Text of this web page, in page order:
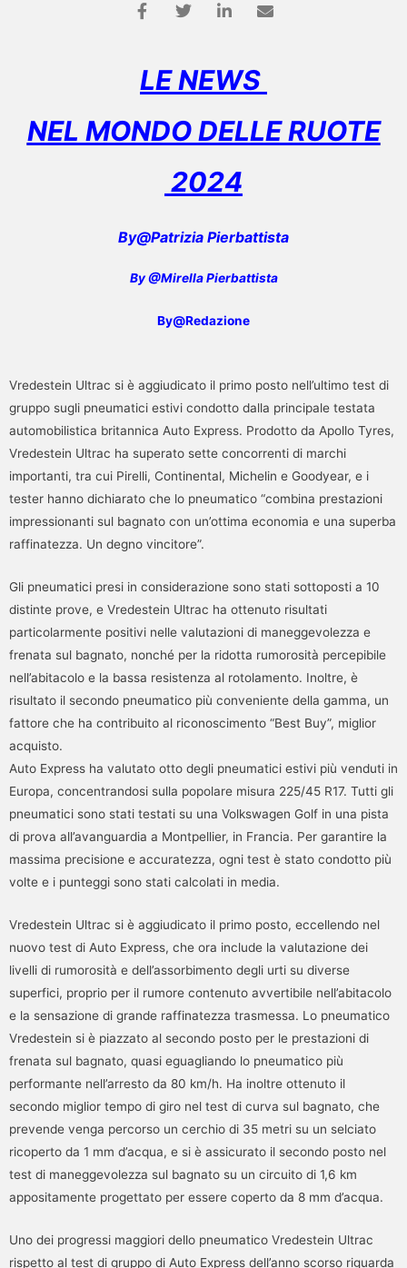
LE NEWS
NEL MONDO DELLE RUOTE
2024
By@Patrizia Pierbattista
By @Mirella Pierbattista
By@Redazione
Vredestein Ultrac si è aggiudicato il primo posto nell’ultimo test di
gruppo sugli pneumatici estivi condotto dalla principale testata
automobilistica britannica Auto Express. Prodotto da Apollo Tyres,
Vredestein Ultrac ha superato sette concorrenti di marchi
importanti, tra cui Pirelli, Continental, Michelin e Goodyear, e i
tester hanno dichiarato che lo pneumatico “combina prestazioni
impressionanti sul bagnato con un’ottima economia e una superba
raffinatezza. Un degno vincitore”.
Gli pneumatici presi in considerazione sono stati sottoposti a 10
distinte prove, e Vredestein Ultrac ha ottenuto risultati
particolarmente positivi nelle valutazioni di maneggevolezza e
frenata sul bagnato, nonché per la ridotta rumorosità percepibile
nell’abitacolo e la bassa resistenza al rotolamento. Inoltre, è
risultato il secondo pneumatico più conveniente della gamma, un
fattore che ha contribuito al riconoscimento “Best Buy”, miglior
acquisto.
Auto Express ha valutato otto degli pneumatici estivi più venduti in
Europa, concentrandosi sulla popolare misura 225/45 R17. Tutti gli
pneumatici sono stati testati su una Volkswagen Golf in una pista
di prova all’avanguardia a Montpellier, in Francia. Per garantire la
massima precisione e accuratezza, ogni test è stato condotto più
volte e i punteggi sono stati calcolati in media.
Vredestein Ultrac si è aggiudicato il primo posto, eccellendo nel
nuovo test di Auto Express, che ora include la valutazione dei
livelli di rumorosità e dell’assorbimento degli urti su diverse
superfici, proprio per il rumore contenuto avvertibile nell’abitacolo
e la sensazione di grande raffinatezza trasmessa. Lo pneumatico
Vredestein si è piazzato al secondo posto per le prestazioni di
frenata sul bagnato, quasi eguagliando lo pneumatico più
performante nell’arresto da 80 km/h. Ha inoltre ottenuto il
secondo miglior tempo di giro nel test di curva sul bagnato, che
prevende venga percorso un cerchio di 35 metri su un selciato
ricoperto da 1 mm d’acqua, e si è assicurato il secondo posto nel
test di maneggevolezza sul bagnato su un circuito di 1,6 km
appositamente progettato per essere coperto da 8 mm d’acqua.
Uno dei progressi maggiori dello pneumatico Vredestein Ultrac
rispetto al test di gruppo di Auto Express dell’anno scorso riguarda